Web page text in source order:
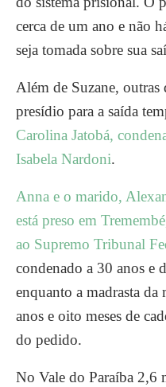
cerca de um ano e não
seja tomada sobre sua
Além de Suzane, outras
presídio para a saída
Carolina Jatobá,
Isabela Nardoni.
Anna e o marido,
está preso em
ao Supremo Tribunal
condenado a 30 anos e
enquanto a madrasta
anos e oito meses de
do pedido.
No Vale do Paraíba 2,6